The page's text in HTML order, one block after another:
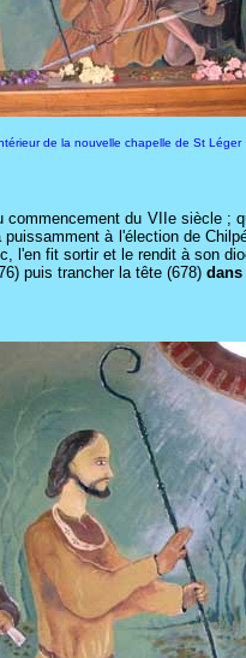
de la nouvelle chapelle de St Léger
du VIIe siècle
à l'élection de
fit sortir et le rendit à son
puis trancher la tête (678)